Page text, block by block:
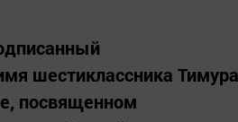
шестиклассника Тимура
посвященном